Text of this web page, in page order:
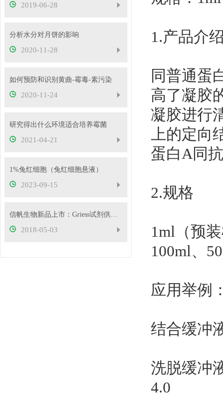
2019-06-28
分析水分对月饼的影响
2020-11-28
如何预防和识别黄曲-霉毒-素污染
2020-11-24
研究得出什么环境适合培养霉菌
2021-04-21
1%兔红细胞（兔红细胞悬液）
2023-09-15
信帆生物新品上市：Griess试剂供应，格里斯试剂配置方法
2018-05-03
1.产品介
同普通蛋
高了凝胶
凝胶进行
上的定向
蛋白A同
2.规格
1ml（预
100ml、
应用举例
结合缓冲
洗脱缓冲
4.0